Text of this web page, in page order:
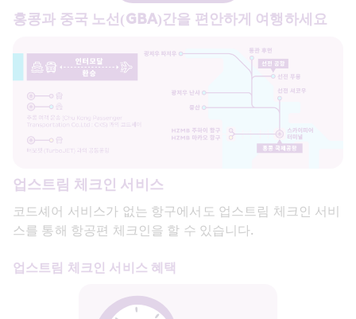
홍콩과 중국 노선(GBA)간을 편안하게 여행하세요
업스트림 체크인 서비스
코드셰어 서비스가 없는 항구에서도 업스트림 체크인 서비
스를 통해 항공편 체크인을 할 수 있습니다.
업스트림 체크인 서비스 혜택